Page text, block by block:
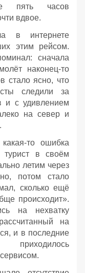
пять часов
вдвое.
в интернете
этим рейсом.
сначала
наконец‑то
стало ясно, что
следили за
и с удивлением
на север и
ошибка
в своём
летим через
потом стало
сколько ещё
происходит».
на нехватку
на
и в последние